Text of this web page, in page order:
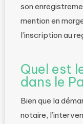
son
mention en
l’inscription au
Quel est
dans le
Bien que la
notaire,